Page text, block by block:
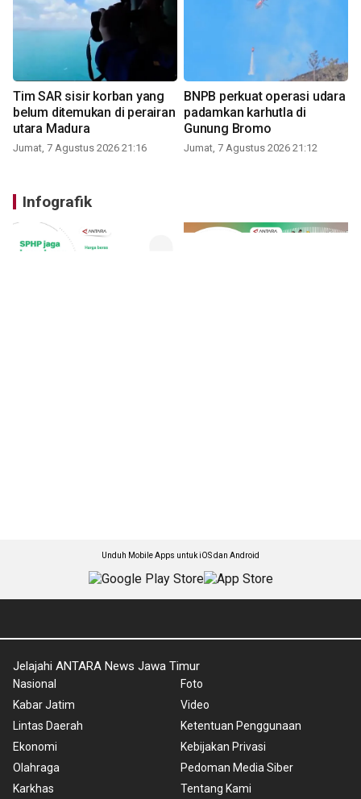
Tim SAR sisir korban yang
belum ditemukan di perairan
utara Madura
Jumat, 7 Agustus 2026 21:16
BNPB perkuat operasi udara
padamkan karhutla di
Gunung Bromo
Jumat, 7 Agustus 2026 21:12
Infografik
Unduh Mobile Apps untuk iOS dan Android
Jelajahi ANTARA News Jawa Timur
Nasional
Kabar Jatim
Lintas Daerah
Ekonomi
Olahraga
Karkhas
Foto
Video
Ketentuan Penggunaan
Kebijakan Privasi
Pedoman Media Siber
Tentang Kami